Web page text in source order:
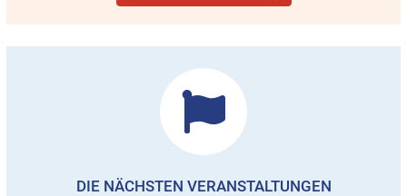
DIE NÄCHSTEN VERANSTALTUNGEN